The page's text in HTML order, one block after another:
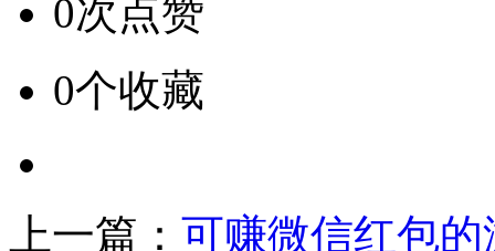
0次点赞
0个收藏
上一篇： 可赚微信红包的